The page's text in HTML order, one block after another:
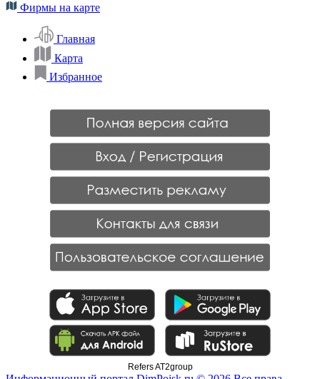
Фирмы на карте
Главная
Карта
Избранное
Refers AT2group